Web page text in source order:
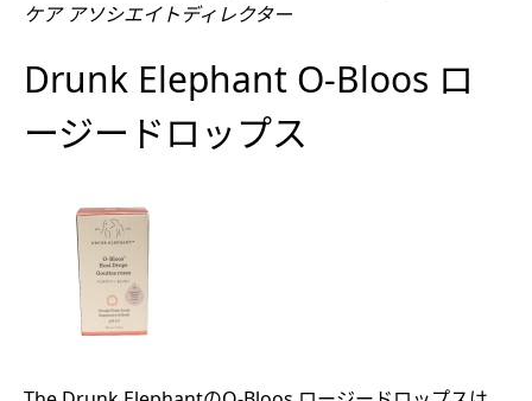
ケア アソシエイトディレクター
Drunk Elephant O-Bloos ロ
ージードロップス